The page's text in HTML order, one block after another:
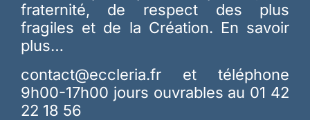
fraternité, de respect des plus
fragiles et de la Création. En savoir
plus…
contact@eccleria.fr et téléphone
9h00-17h00 jours ouvrables au 01 42
22 18 56